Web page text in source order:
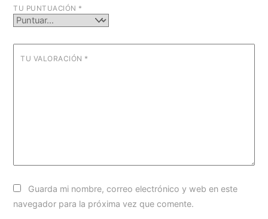
TU PUNTUACIÓN *
TU VALORACIÓN *
Guarda mi nombre, correo electrónico y web en este
navegador para la próxima vez que comente.